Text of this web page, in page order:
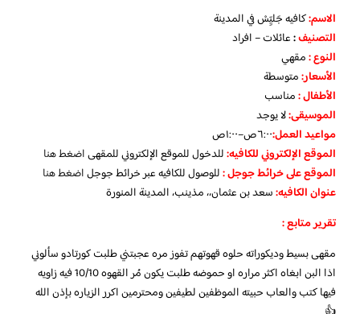
الاسم:كافيه جَليِٓسْ في المدينة
التصنيف:عائلات – افراد
النوع :مقهي
الأسعار:متوسطة
الأطفال:مناسب
الموسيقى:لا يوجد
مواعيد العمل:٦:٠٠ص–١:٠٠ص
الموقع الإلكتروني للكافيه:للدخول للموقع الإلكتروني للمقهىاضغط هنا
الموقع على خرائط جوجل:للوصول للكافيه عبر خرائط جوجلاضغط هنا
عنوان الكافيه:سعد بن عثمان،، مذينب، المدينة المنورة
تقرير متابع :
مقهى بسيط وديكوراته حلوه قهوتهم تفوز مره عجبتني طلبت كورتادو سألوني
اذا البن ابغاه اكثر مراره او حموضه طلبت يكون مُر القهوه 10/10 فيه زاويه
فيها كتب والعاب حبيته الموظفين لطيفين ومحترمين اكرر الزياره بإذن الله